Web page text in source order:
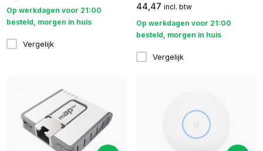
Op werkdagen voor 21:00
besteld, morgen in huis
Vergelijk
44,47 incl. btw
Op werkdagen voor 21:00
besteld, morgen in huis
Vergelijk